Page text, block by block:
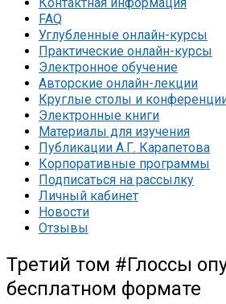
FAQ
Углубленные онлайн-курсы
Практические онлайн-курсы
Электронное обучение
Авторские онлайн-лекции
Круглые столы и
Электронные книги
Материалы для изучения
Публикации А.Г. Карапетова
Корпоративные программы
Подписаться на рассылку
Личный кабинет
Новости
Отзывы
Третий том #Глоссы
бесплатном формате